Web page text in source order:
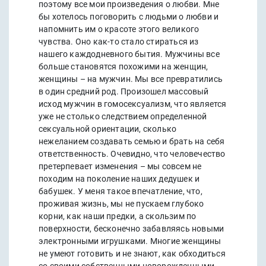
поэтому все мои произведения о любви. Мне
бы хотелось поговорить с людьми о любви и
напомнить им о красоте этого великого
чувства. Оно как-то стало стираться из
нашего каждодневного бытия. Мужчины все
больше становятся похожими на женщин,
женщины – на мужчин. Мы все превратились
в один средний род. Произошел массовый
исход мужчин в гомосексуализм, что является
уже не столько следствием определенной
сексуальной ориентации, сколько
нежеланием создавать семью и брать на себя
ответственность. Очевидно, что человечество
претерпевает изменения – мы совсем не
походим на поколение наших дедушек и
бабушек. У меня такое впечатление, что,
проживая жизнь, мы не пускаем глубоко
корни, как наши предки, а скользим по
поверхности, бесконечно забавляясь новыми
электронными игрушками. Многие женщины
не умеют готовить и не знают, как обходиться